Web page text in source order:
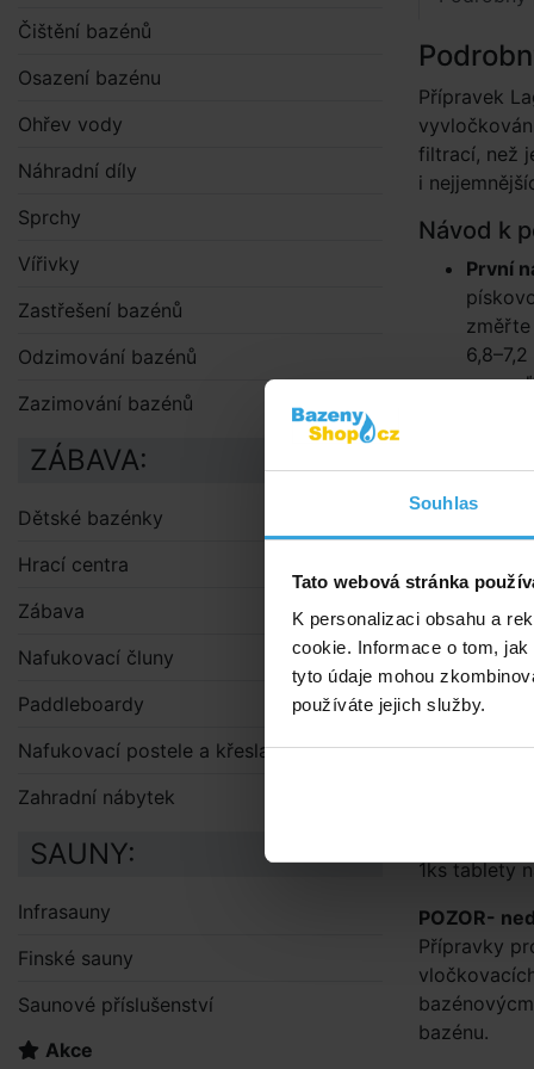
Souhlas
Tato webová stránka
K personalizaci obsahu a
cookie. Informace o tom,
tyto údaje mohou
používáte jejich služby.
Přípravek
filtrací, než
i
Návod k
První
pro
tablet
filtru
1ks tablety
POZOR-
Přípravky
bazénu.
Čištění bazénů
Osazení bazénu
Ohřev vody
Náhradní díly
Sprchy
Vířivky
Zastřešení bazénů
Odzimování bazénů
Zazimování bazénů
ZÁBAVA:
Dětské bazénky
Hrací centra
Zábava
Nafukovací čluny
Paddleboardy
Nafukovací postele a křesla
Zahradní nábytek
SAUNY:
Infrasauny
Finské sauny
Saunové příslušenství
Akce